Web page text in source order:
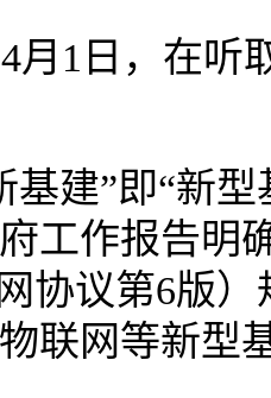
1日，在听
基建”即“新
工作报告明
协议第6版
联网等新型